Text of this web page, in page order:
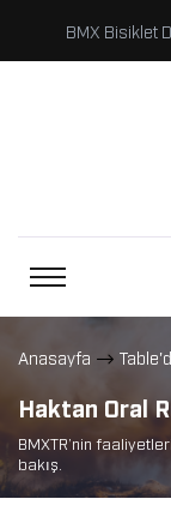
BMX Bisiklet
Anasayfa
Haktan Oral
BMXTR’nin
bakış.